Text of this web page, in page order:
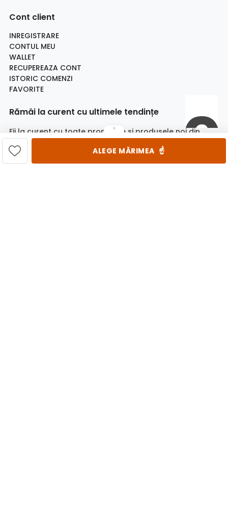
▼
ALEGE MĂRIMEA ☝️
Cont client
INREGISTRARE
CONTUL MEU
WALLET
RECUPEREAZA CONT
ISTORIC COMENZI
FAVORITE
Rămâi la curent cu ultimele tendințe
Fii la curent cu toate promotiile si produsele noi din
magazin!